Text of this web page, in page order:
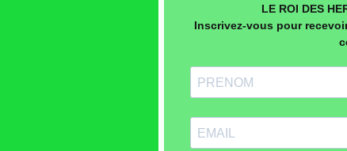
LE ROI DES
Inscrivez-vous pour